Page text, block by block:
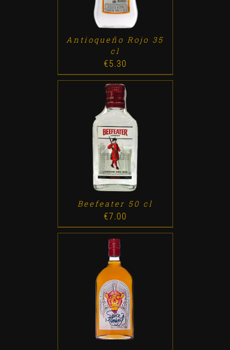
Antioqueño Rojo 35
cl
€5.30
ADD TO CART / DETALLES
Beefeater 50 cl
€7.00
ADD TO CART / DETALLES